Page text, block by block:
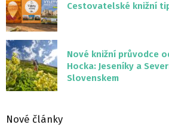
Cestovatelské knižní
Nové knižní průvodce
Hocka: Jeseníky a
Slovenskem
Nové články